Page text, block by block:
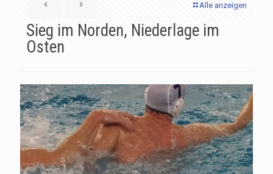
Alle anzeigen
Sieg im Norden, Niederlage im
Osten